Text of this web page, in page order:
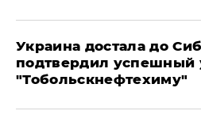
Украина достала до
подтвердил успешный
"Тобольскнефтехиму"